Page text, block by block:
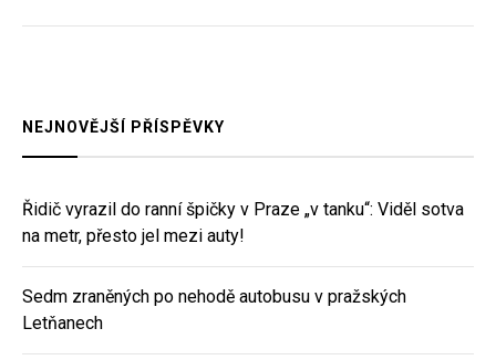
NEJNOVĚJŠÍ PŘÍSPĚVKY
Řidič vyrazil do ranní špičky v Praze „v tanku“: Viděl sotva
na metr, přesto jel mezi auty!
Sedm zraněných po nehodě autobusu v pražských
Letňanech